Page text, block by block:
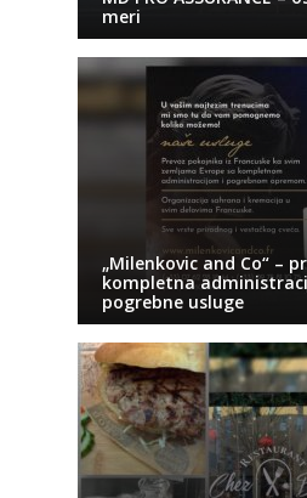
meri
„Milenkovic and Co“ –
kompletna
pogrebne usluge